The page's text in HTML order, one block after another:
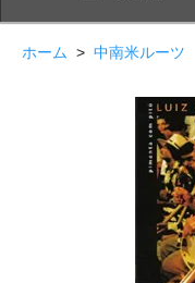
ホーム > 中南米ルーツ